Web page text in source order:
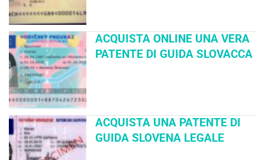
ACQUISTA ONLINE UNA VERA
PATENTE DI GUIDA SLOVACCA
ACQUISTA UNA PATENTE DI
GUIDA SLOVENA LEGALE